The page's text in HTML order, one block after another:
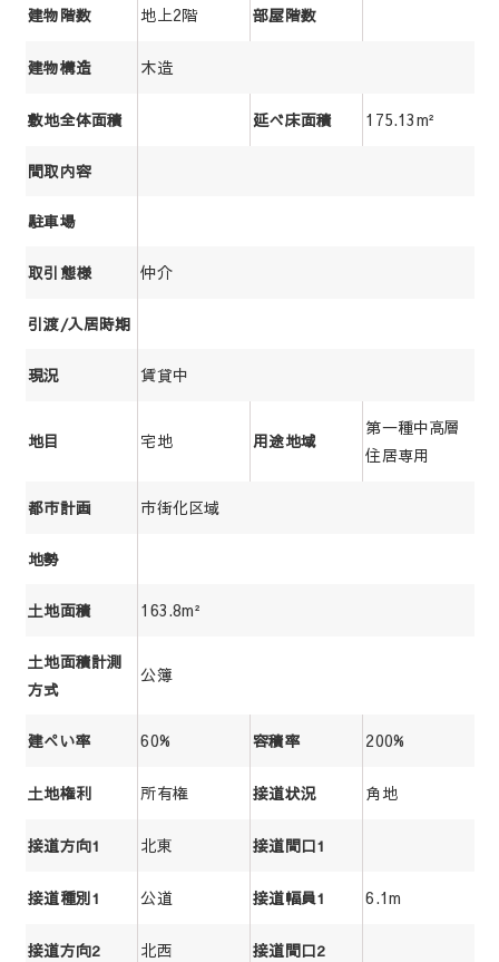
建物階数 地上2階 部屋階数
建物構造 木造
敷地全体面積 延べ床面積 175.13m²
間取内容
駐車場
取引態様 仲介
引渡/入居時期
現況 賃貸中
地目 宅地 用途地域
第一種中高層
住居専用
都市計画 市街化区域
地勢
土地面積 163.8m²
土地面積計測
方式
公簿
建ぺい率 60% 容積率 200%
土地権利 所有権 接道状況 角地
接道方向1 北東 接道間口1
接道種別1 公道 接道幅員1 6.1m
接道方向2 北西 接道間口2